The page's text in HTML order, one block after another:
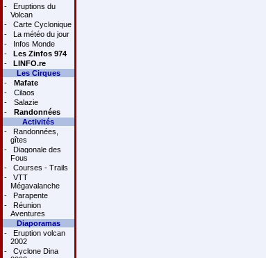
-
Eruptions du
Volcan
-
Carte Cyclonique
-
La météo du jour
-
Infos Monde
-
Les Zinfos 974
-
LINFO.re
Les Cirques
-
Mafate
-
Cilaos
-
Salazie
-
Randonnées
Activités
-
Randonnées,
gîtes
-
Diagonale des
Fous
-
Courses - Trails
-
VTT
Mégavalanche
-
Parapente
-
Réunion
Aventures
Diaporamas
-
Eruption volcan
2002
-
Cyclone Dina